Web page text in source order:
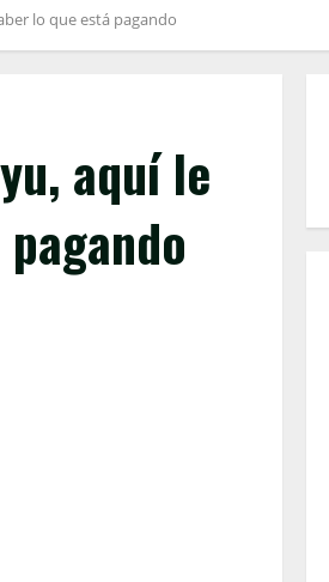
lo que está pagando
aquí le